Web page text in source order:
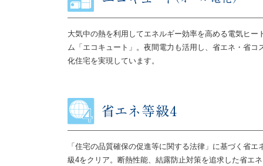
大気中の熱を利用してエネルギー効率を高める電気ヒー
ム「エコキュート」。夜間電力も活用し、省エネ・省コ
化住宅を実現しています。
「住宅の品質確保の促進等に関する法律」に基づく省エ
級4をクリア。断熱性能、結露防止対策を追求した省エ